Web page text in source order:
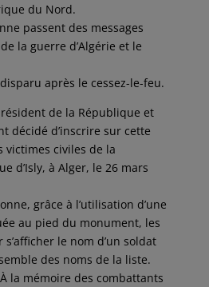
du Nord.
passent des messages
la guerre d’Algérie et le
après le cessez-le-feu.
de la République et
décidé d’inscrire sur cette
victimes civiles de la
d’Isly, à Alger, le 26 mars
grâce à l’utilisation d’une
au pied du monument, les
le nom d’un soldat
des noms de la liste.
la mémoire des combattants